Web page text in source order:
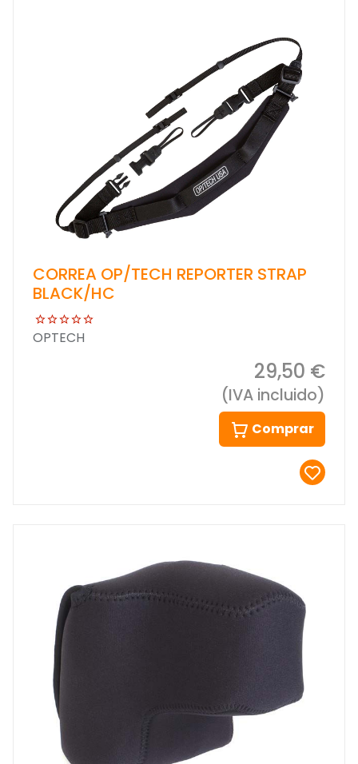
CORREA OP/TECH REPORTER STRAP
BLACK/HC
OPTECH
29,50 €
(IVA incluido)
Comprar